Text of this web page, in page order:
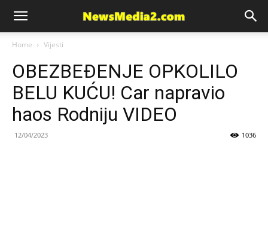
News
Media
Home Vijesti
OBEZBEĐENJE OPKOLILO
BELU KUĆU! Car napravio
haos Rodniju VIDEO
12/04/2023 1036